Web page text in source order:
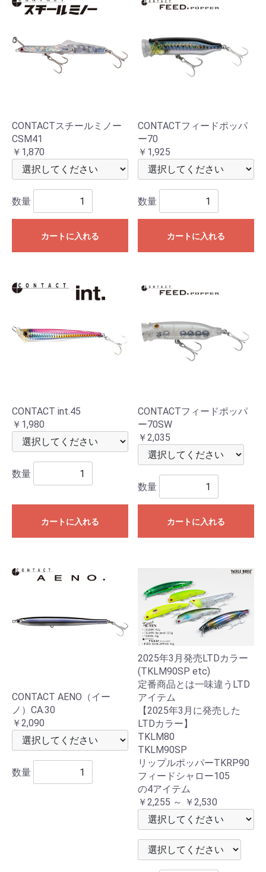
CONTACTスチールミノー
CSM41
￥1,870
数量
カートに入れる
CONTACTフィードポッパ
ー70
￥1,925
数量
カートに入れる
CONTACT int.45
￥1,980
数量
カートに入れる
CONTACTフィードポッパ
ー70SW
￥2,035
数量
カートに入れる
CONTACT AENO（イー
ノ）CA.30
￥2,090
数量
2025年3月発売LTDカラー
(TKLM90SP etc)
定番商品とは一味違うLTD
アイテム
【2025年3月に発売した
LTDカラー】
TKLM80
TKLM90SP
リップルポッパーTKRP90
フィードシャロー105
の4アイテム
￥2,255 ～ ￥2,530